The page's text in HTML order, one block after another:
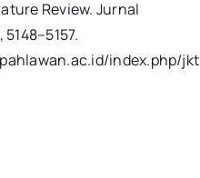
Review. Jurnal
index.php/